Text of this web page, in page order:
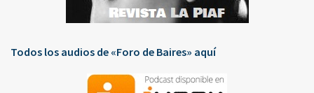
Todos los audios de «Foro de Baires» aquí